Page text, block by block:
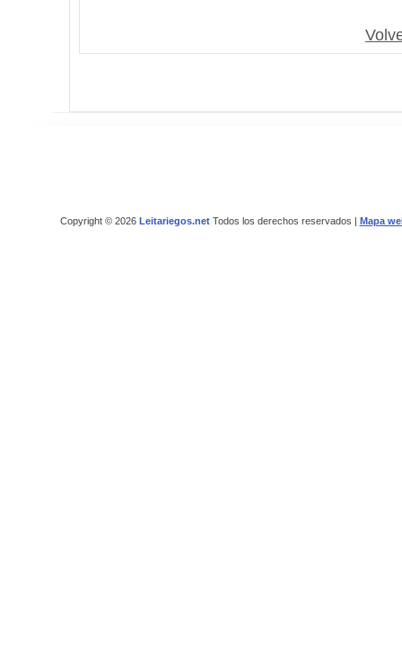
Copyright © 2026 Leitariegos.netTodos los derechos reservados | Mapa